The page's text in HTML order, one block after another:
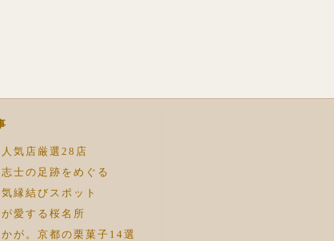
気店厳選28店
士の足跡をめぐる
縁結びスポット
愛する桜名所
が。京都の栗菓子14選